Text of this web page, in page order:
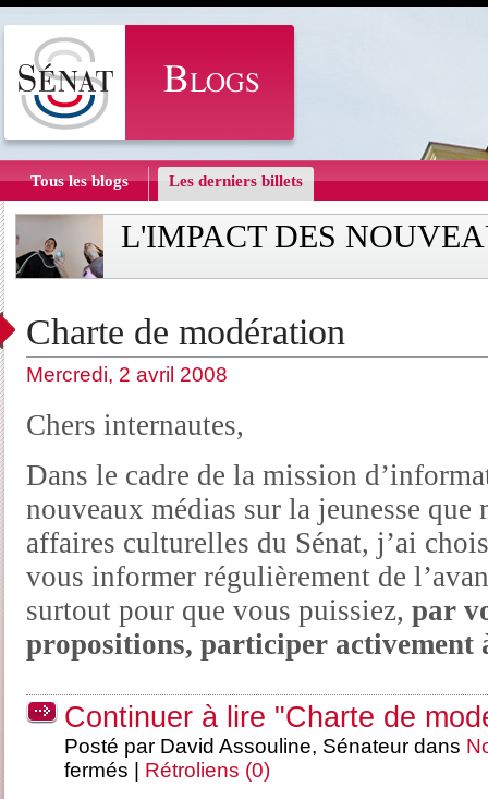
Tous les blogs Les derniers billets
L'IMPACT DES
Charte de modération
Mercredi, 2 avril 2008
Chers internautes,
Dans le cadre de la mission
nouveaux médias sur la jeunesse que
affaires culturelles du Sénat, j’ai
vous informer régulièrement de
surtout pour que vous puissiez, par
propositions, participer activement
Continuer à lire "Charte de
Posté par David Assouline, Sénateur dans
fermés
Rétroliens (0)